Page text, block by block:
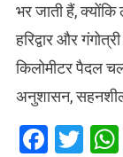
भर जाती हैं,
हरिद्वार और
किलोमीटर पैदल
अनुशासन,